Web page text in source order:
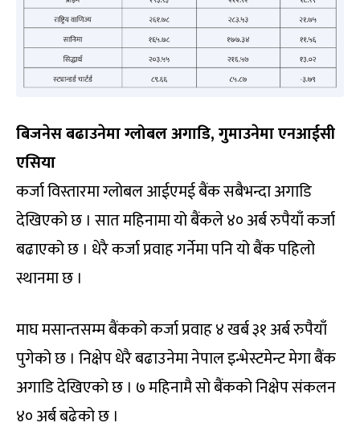
बिजनेस बढाउनेमा ग्लोबल अगाडि, गुमाउनेमा एनआईसी
एसिया
कर्जा विस्तारमा ग्लोबल आईएमई बैंक सबैभन्दा अगाडि
देखिएको छ । सात महिनामा यो बैंकले ४० अर्ब रुपैयाँ कर्जा
बढाएको छ । धेरै कर्जा प्रवाह गर्नेमा पनि यो बैंक पहिलो
स्थानमा छ ।
माघ मसान्तसम्म बैंकको कर्जा प्रवाह ४ खर्ब ३१ अर्ब रुपैयाँ
पुगेको छ । निक्षेप धेरै बढाउनेमा नेपाल इन्भेस्टमेन्ट मेगा बैंक
अगाडि देखिएको छ । ७ महिनामै सो बैंकको निक्षेप संकलन
४० अर्ब बढेको छ ।